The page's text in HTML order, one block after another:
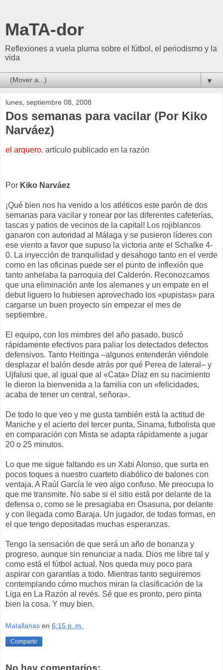
MaTA-dor
Reflexiones a vuela pluma sobre el fútbol, el periodismo y la
vida
▼
lunes, septiembre 08, 2008
Dos semanas para vacilar (Por Kiko
Narváez)
el arquero. artículo publicado en la razón
Por Kiko Narváez
¡Qué bien nos ha venido a los atléticos este parón de dos
semanas para vacilar y ronear por las diferentes cafeterías,
tascas y patios de vecinos de la capital! Los rojiblancos
ganaron con autoridad al Málaga y se pusieron líderes con
ese viento a favor que supuso la victoria ante el Schalke 4-
0. La inyección de tranquilidad y desahogo tanto en el verde
como en las oficinas puede ser el punto de inflexión que
tanto anhelaba la parroquia del Calderón. Reconozcamos
que una eliminación ante los alemanes y un empate en el
debut liguero lo hubiesen aprovechado los «pupistas» para
cargarse un buen proyecto sin empezar el mes de
septiembre.
El equipo, con los mimbres del año pasado, buscó
rápidamente efectivos para paliar los detectados defectos
defensivos. Tanto Heitinga –algunos entenderán viéndole
desplazar el balón desde atrás por qué Perea de lateral– y
Ujfalusi que, al igual que al «Cata» Díaz en su nacimiento
le dieron la bienvenida a la familia con un «felicidades,
acaba de tener un central, señora».
De todo lo que veo y me gusta también está la actitud de
Maniche y el acierto del tercer punta, Sinama, futbolista que
en comparación con Mista se adapta rápidamente a jugar
20 o 25 minutos.
Lo que me sigue faltando es un Xabi Alonso, que surta en
pocos toques a nuestro cuarteto diabólico de balones con
ventaja. A Raúl García le veo algo confuso. Me preocupa lo
que me transmite. No sabe si el sitio está por delante de la
defensa o, como se le presagiaba en Osasuna, por delante
y con llegada como Baraja. Un jugador, de todas formas, en
el que tengo depositadas muchas esperanzas.
Tengo la sensación de que será un año de bonanza y
progreso, aunque sin renunciar a nada. Dios me libre tal y
como está el fútbol actual. Nos queda muy poco para
aspirar con garantías a todo. Mientras tanto seguiremos
contemplando cómo muchos miran la clasificación de la
Liga en La Razón al revés. Sé que es pronto, pero pinta
bien la cosa. Y muy bien.
Matallanas en 6:15 p. m.
Compartir
No hay comentarios: